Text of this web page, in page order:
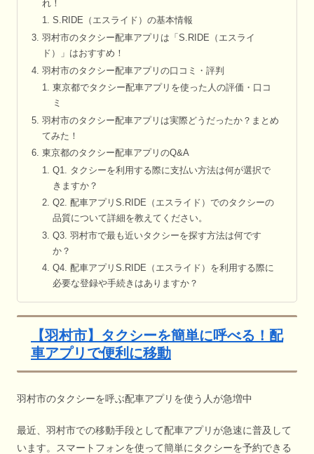
れ！
S.RIDE（エスライド）の基本情報
羽村市のタクシー配車アプリは「S.RIDE（エスライ
ド）」はおすすめ！
羽村市のタクシー配車アプリの口コミ・評判
東京都でタクシー配車アプリを使った人の評価・口コ
ミ
羽村市のタクシー配車アプリは実際どうだったか？まとめ
てみた！
東京都のタクシー配車アプリのQ&A
Q1. タクシーを利用する際に支払い方法は何が選択で
きますか？
Q2. 配車アプリS.RIDE（エスライド）でのタクシーの
品質について詳細を教えてください。
Q3. 羽村市で最も近いタクシーを探す方法は何です
か？
Q4. 配車アプリS.RIDE（エスライド）を利用する際に
必要な登録や手続きはありますか？
【羽村市】タクシーを簡単に呼べる！配
車アプリで便利に移動
羽村市のタクシーを呼ぶ配車アプリを使う人が急増中
最近、羽村市での移動手段として配車アプリが急速に普及して
います。スマートフォンを使って簡単にタクシーを予約できる